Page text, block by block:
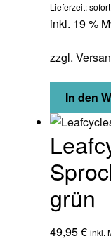
Lieferzeit:
inkl. 19 %
zzgl.
In den
grün
49,95€ inkl.